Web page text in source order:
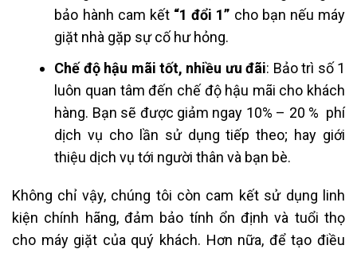
bảo hành cam kết “1 đổi 1” cho bạn nếu máy
giặt nhà gặp sự cố hư hỏng.
Chế độ hậu mãi tốt, nhiều ưu đãi: Bảo trì số 1
luôn quan tâm đến chế độ hậu mãi cho khách
hàng. Bạn sẽ được giảm ngay 10% – 20 % phí
dịch vụ cho lần sử dụng tiếp theo; hay giới
thiệu dịch vụ tới người thân và bạn bè.
Không chỉ vậy, chúng tôi còn cam kết sử dụng linh
kiện chính hãng, đảm bảo tính ổn định và tuổi thọ
cho máy giặt của quý khách. Hơn nữa, để tạo điều